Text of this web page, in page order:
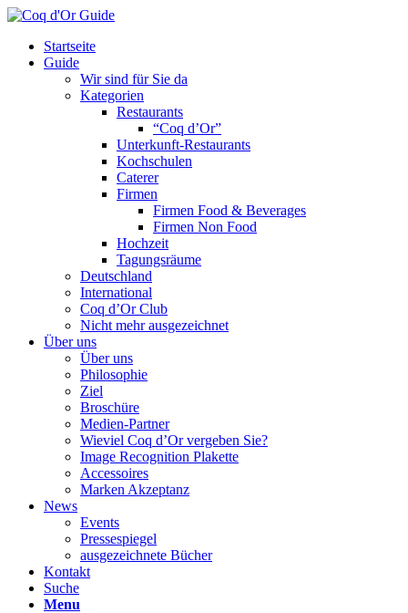
Startseite
Guide
Wir sind für Sie da
Kategorien
Restaurants
“Coq d’Or”
Unterkunft-Restaurants
Kochschulen
Caterer
Firmen
Firmen Food & Beverages
Firmen Non Food
Hochzeit
Tagungsräume
Deutschland
International
Coq d’Or Club
Nicht mehr ausgezeichnet
Über uns
Über uns
Philosophie
Ziel
Broschüre
Medien-Partner
Wieviel Coq d’Or vergeben Sie?
Image Recognition Plakette
Accessoires
Marken Akzeptanz
News
Events
Pressespiegel
ausgezeichnete Bücher
Kontakt
Suche
Menu